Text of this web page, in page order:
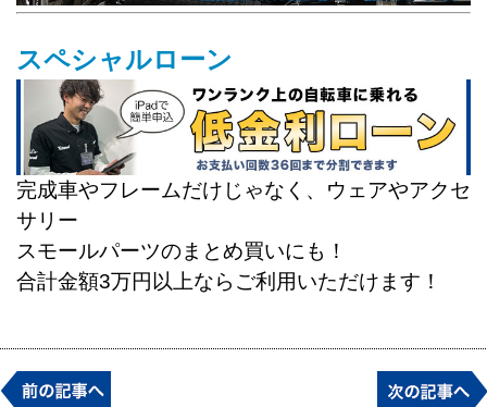
スペシャルローン
完成車やフレームだけじゃなく、ウェアやアクセ
サリー
スモールパーツのまとめ買いにも！
合計金額3万円以上ならご利用いただけます！